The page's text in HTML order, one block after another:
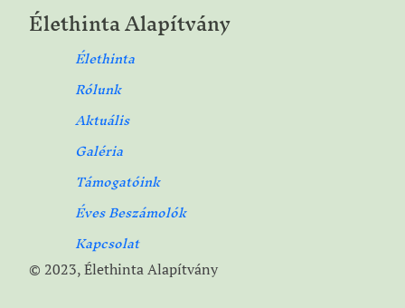
Élethinta Alapítvány
Élethinta
Rólunk
Aktuális
Galéria
Támogatóink
Éves Beszámolók
Kapcsolat
© 2023, Élethinta Alapítvány